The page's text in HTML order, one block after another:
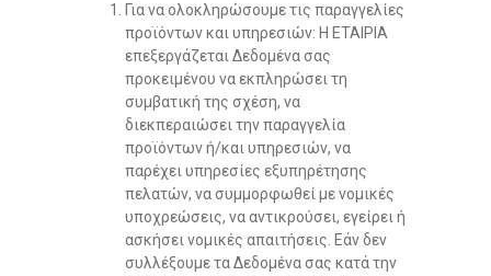
Για να ολοκληρώσουμε τις παραγγελίες
προϊόντων και υπηρεσιών: Η ΕΤΑΙΡΙΑ
επεξεργάζεται Δεδομένα σας
προκειμένου να εκπληρώσει τη
συμβατική της σχέση, να
διεκπεραιώσει την παραγγελία
προϊόντων ή/και υπηρεσιών, να
παρέχει υπηρεσίες εξυπηρέτησης
πελατών, να συμμορφωθεί με νομικές
υποχρεώσεις, να αντικρούσει, εγείρει ή
ασκήσει νομικές απαιτήσεις. Εάν δεν
συλλέξουμε τα Δεδομένα σας κατά την